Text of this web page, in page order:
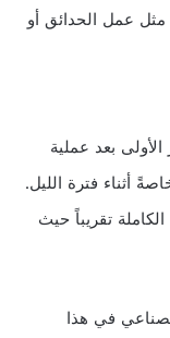
مثل عمل الحدائق أو
بعد عملية
أثناء فترة الليل.
تقريباً حيث
في هذا